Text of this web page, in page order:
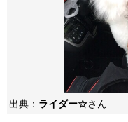
出典： ライダー☆さん